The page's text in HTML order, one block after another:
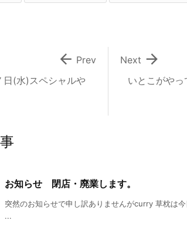
いとこがや

Next
日(水)スペシャルや
 Prev
お知らせ 閉店・廃業します。
突然のお知らせで申し訳ありませんがcurry 草枕は
...